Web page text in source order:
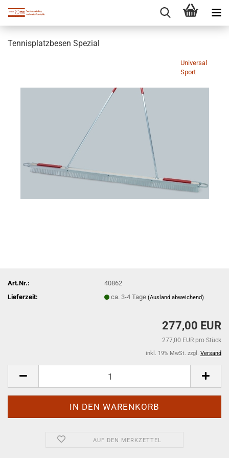
Tennisplatzbesen Spezial
Universal
Sport
Art.Nr.:
40862
Lieferzeit:
ca. 3-4 Tage(Ausland abweichend)
277,00 EUR
277,00 EUR pro Stück
inkl. 19% MwSt. zzgl. Versand
AUF DEN MERKZETTEL